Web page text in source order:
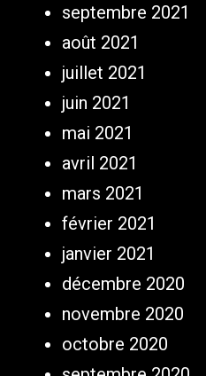
septembre 2021
août 2021
juillet 2021
juin 2021
mai 2021
avril 2021
mars 2021
février 2021
janvier 2021
décembre 2020
novembre 2020
octobre 2020